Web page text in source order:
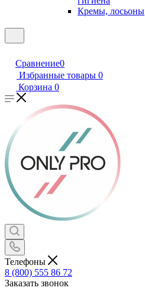
Кремы, лосьоны
Сравнение0
Избранные товары 0
Корзина 0
Телефоны
8 (800) 555 86 72
Заказать звонок